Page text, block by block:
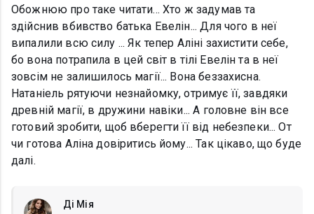
Обожнюю про таке читати... Хто ж задумав та
здійснив вбивство батька Евелін... Для чого в неї
випалили всю силу ... Як тепер Аліні захистити себе,
бо вона потрапила в цей світ в тілі Евелін та в неї
зовсім не залишилось магії... Вона беззахисна.
Натаніель рятуючи незнайомку, отримує її, завдяки
древній магії, в дружини навіки... А головне він все
готовий зробити, щоб вберегти її від небезпеки... От
чи готова Аліна довіритись йому... Так цікаво, що буде
далі.
Ді Мія